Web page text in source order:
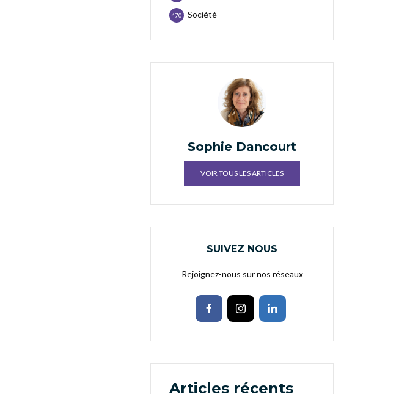
Société
470
Sophie Dancourt
VOIR TOUS LES ARTICLES
SUIVEZ NOUS
Rejoignez-nous sur nos réseaux
Articles récents